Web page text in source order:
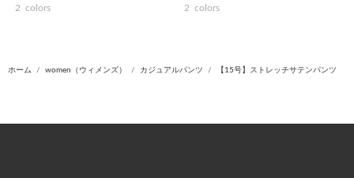
2 colors 2 colors
ホーム women（ウィメンズ） カジュアルパンツ 【15号】ストレッチサテンパンツ